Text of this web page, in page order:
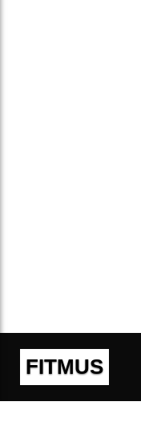
FITMUS